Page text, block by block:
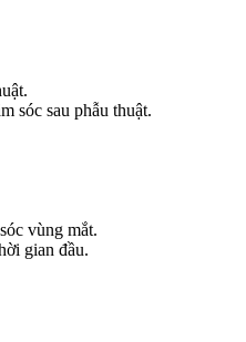
sóc sau phẫu thuật.
vùng mắt.
gian đầu.